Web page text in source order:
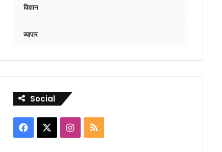
विज्ञान
व्यापार
Social
Facebook Instagram
RSS